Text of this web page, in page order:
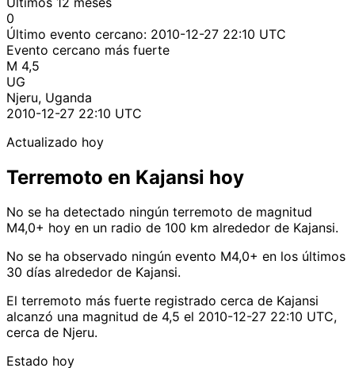
0
Último evento cercano: 2010-12-27 22:10 UTC
Evento cercano más fuerte
M 4,5
UG
Njeru, Uganda
2010-12-27 22:10 UTC
Actualizado hoy
Terremoto en Kajansi hoy
No se ha detectado ningún terremoto de magnitud
M4,0+ hoy en un radio de 100 km alrededor de Kajansi.
No se ha observado ningún evento M4,0+ en los últimos
30 días alrededor de Kajansi.
El terremoto más fuerte registrado cerca de Kajansi
alcanzó una magnitud de 4,5 el 2010-12-27 22:10 UTC,
cerca de Njeru.
Estado hoy